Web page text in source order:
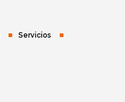
Servicios